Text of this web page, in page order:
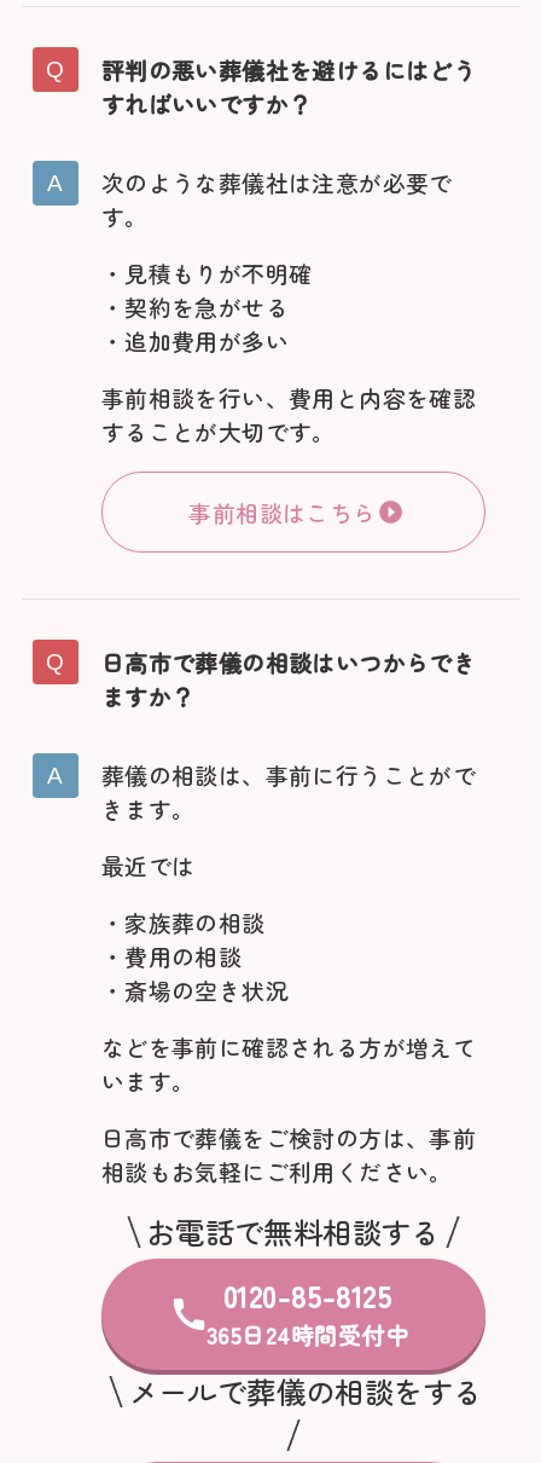
評判の悪い葬儀社を避けるにはどう
すればいいですか？
次のような葬儀社は注意が必要で
す。
・見積もりが不明確
・契約を急がせる
・追加費用が多い
事前相談を行い、費用と内容を確認
することが大切です。
事前相談はこちら
日高市で葬儀の相談はいつからでき
ますか？
葬儀の相談は、事前に行うことがで
きます。
最近では
・家族葬の相談
・費用の相談
・斎場の空き状況
などを事前に確認される方が増えて
います。
日高市で葬儀をご検討の方は、事前
相談もお気軽にご利用ください。
お電話で無料相談する
0120-85-8125
365日24時間受付中
メールで葬儀の相談をする